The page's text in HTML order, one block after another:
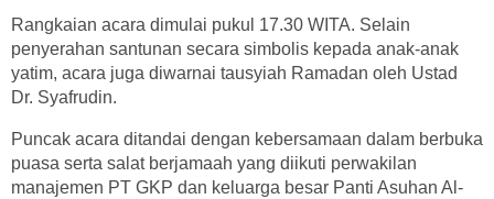
Rangkaian acara dimulai pukul 17.30 WITA. Selain
penyerahan santunan secara simbolis kepada anak-anak
yatim, acara juga diwarnai tausyiah Ramadan oleh Ustad
Dr. Syafrudin.
Puncak acara ditandai dengan kebersamaan dalam berbuka
puasa serta salat berjamaah yang diikuti perwakilan
manajemen PT GKP dan keluarga besar Panti Asuhan Al-